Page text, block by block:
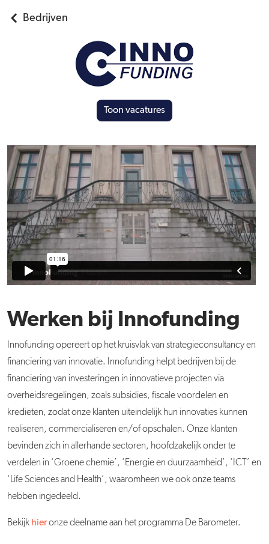
Bedrijven
Toon vacatures
Werken bij Innofunding
Innofunding opereert op het kruisvlak van strategieconsultancy en
financiering van innovatie. Innofunding helpt bedrijven bij de
financiering van investeringen in innovatieve projecten via
overheidsregelingen, zoals subsidies, fiscale voordelen en
kredieten, zodat onze klanten uiteindelijk hun innovaties kunnen
realiseren, commercialiseren en/of opschalen. Onze klanten
bevinden zich in allerhande sectoren, hoofdzakelijk onder te
verdelen in ‘Groene chemie’, ‘Energie en duurzaamheid’, ‘ICT’ en
‘Life Sciences and Health’, waaromheen we ook onze teams
hebben ingedeeld.
Bekijk hieronze deelname aan het programma De Barometer.